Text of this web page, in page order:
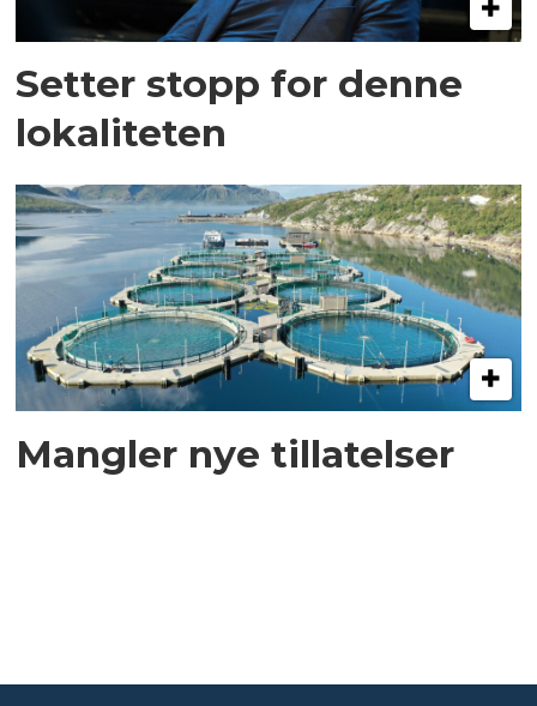
Setter stopp for denne
lokaliteten
Mangler nye tillatelser